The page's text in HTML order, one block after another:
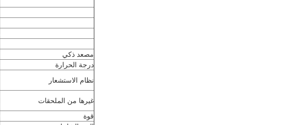
مصعد ذكي
درجة الحرارة
نظام الاستشعار
غيرها من الملحقات
قوة